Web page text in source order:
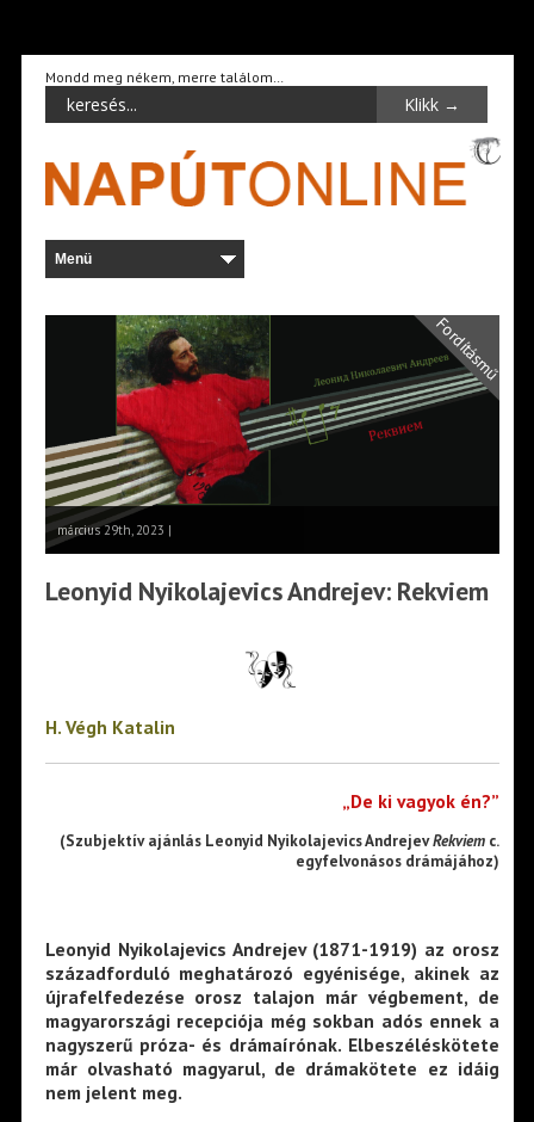
Mondd meg nékem, merre találom…
Fordításmű
március 29th, 2023 |
Leonyid Nyikolajevics Andrejev: Rekviem
H. Végh Katalin
„De ki vagyok én?”
(Szubjektív ajánlás Leonyid Nyikolajevics AndrejevRekviemc.
egyfelvonásos drámájához)
Leonyid Nyikolajevics Andrejev (1871-1919) az orosz
századforduló meghatározó egyénisége, akinek az
újrafelfedezése orosz talajon már végbement, de
magyarországi recepciója még sokban adós ennek a
nagyszerű próza- és drámaírónak. Elbeszéléskötete
már olvasható magyarul, de drámakötete ez idáig
nem jelent meg.